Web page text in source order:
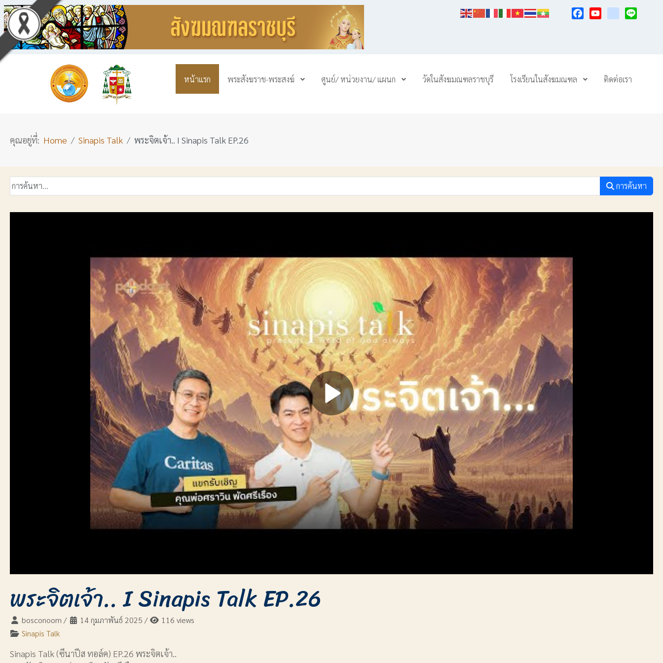
หน้าแรก พระสังฆราช-พระสงฆ์ ศูนย์/ หน่วยงาน/ แผนก วัดในสังฆมณฑลราชบุรี โรงเรียนในสังฆมณฑล ติดต่อเรา
คุณอยู่ที่: Home Sinapis Talk พระจิตเจ้า.. I Sinapis Talk EP.26
การค้นหา
พระจิตเจ้า.. I Sinapis Talk EP.26
bosconoom / 14 กุมภาพันธ์ 2025 /
116 views
Sinapis Talk
Sinapis Talk (ซีนาปีส ทอล์ค) EP.26 พระจิตเจ้า..